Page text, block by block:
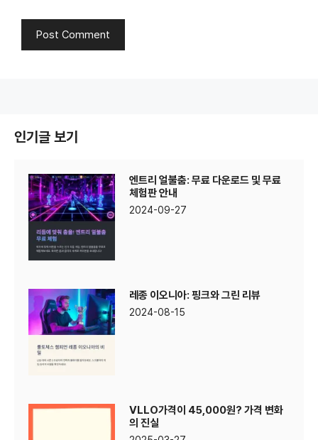
인기글 보기
엔트리 얼불춤: 무료 다운로드 및 무료
체험판 안내
2024-09-27
레종 이오니아: 핑크와 그린 리뷰
2024-08-15
VLLO가격이 45,000원? 가격 변화
의 진실